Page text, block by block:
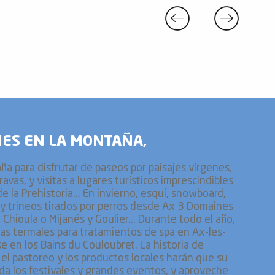
EN LA MONTAÑA,
para disfrutar de paseos por paisajes vírgenes,
y visitas a lugares turísticos imprescindibles
la Prehistoria... En invierno, esquí, snowboard,
trineos tirados por perros desde Ax 3 Domaines
o Mijanés y Goulier... Durante todo el año,
termales para tratamientos de spa en Ax-les-
en los Bains du Couloubret. La historia de
pastoreo y los productos locales harán que su
los festivales y grandes eventos, y aproveche